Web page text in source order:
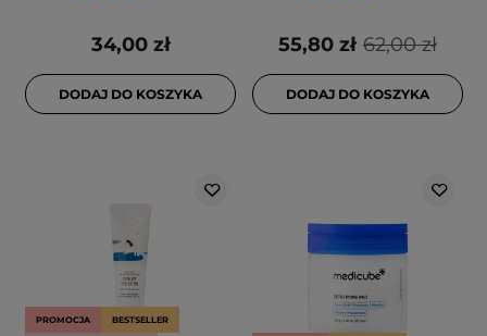
34,00 zł
DODAJ DO KOSZYKA
62,00 zł
55,80 zł
DODAJ DO KOSZYKA
PROMOCJA BESTSELLER